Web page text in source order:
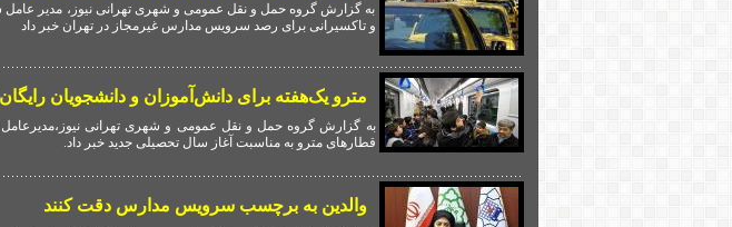
به گزارش گروه حمل و نقل عمومی و شهری تهرانی نیوز، مدیر
و تاکسیرانی برای رصد سرویس مدارس غیرمجاز در تهران خبر داد
مترو یک‌هفته برای دانش‌آموزان و دانشجویان
به گزارش گروه حمل و نقل عمومی و شهری تهرانی
قطارهای مترو به مناسبت آغاز سال تحصیلی جدید خبر داد.
والدین به برچسب سرویس مدارس دقت کنند